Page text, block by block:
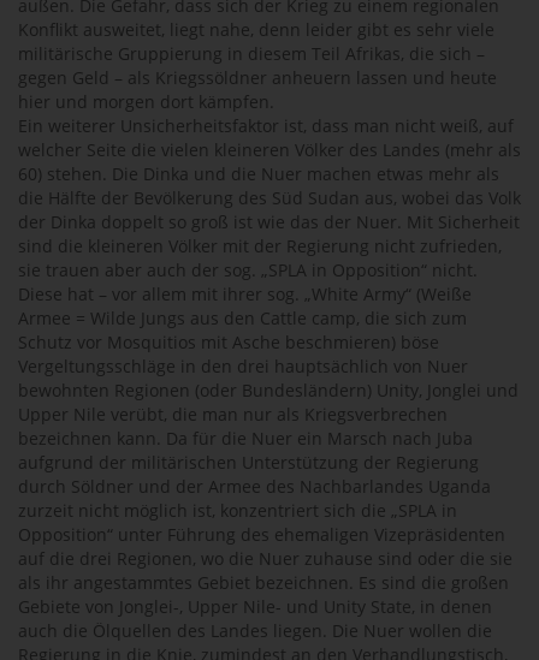
außen. Die Gefahr, dass sich der Krieg zu einem regionalen
Konflikt ausweitet, liegt nahe, denn leider gibt es sehr viele
militärische Gruppierung in diesem Teil Afrikas, die sich –
gegen Geld – als Kriegssöldner anheuern lassen und heute
hier und morgen dort kämpfen.
Ein weiterer Unsicherheitsfaktor ist, dass man nicht weiß, auf
welcher Seite die vielen kleineren Völker des Landes (mehr als
60) stehen. Die Dinka und die Nuer machen etwas mehr als
die Hälfte der Bevölkerung des Süd Sudan aus, wobei das Volk
der Dinka doppelt so groß ist wie das der Nuer. Mit Sicherheit
sind die kleineren Völker mit der Regierung nicht zufrieden,
sie trauen aber auch der sog. „SPLA in Opposition“ nicht.
Diese hat – vor allem mit ihrer sog. „White Army“ (Weiße
Armee = Wilde Jungs aus den Cattle camp, die sich zum
Schutz vor Mosquitios mit Asche beschmieren) böse
Vergeltungsschläge in den drei hauptsächlich von Nuer
bewohnten Regionen (oder Bundesländern) Unity, Jonglei und
Upper Nile verübt, die man nur als Kriegsverbrechen
bezeichnen kann. Da für die Nuer ein Marsch nach Juba
aufgrund der militärischen Unterstützung der Regierung
durch Söldner und der Armee des Nachbarlandes Uganda
zurzeit nicht möglich ist, konzentriert sich die „SPLA in
Opposition“ unter Führung des ehemaligen Vizepräsidenten
auf die drei Regionen, wo die Nuer zuhause sind oder die sie
als ihr angestammtes Gebiet bezeichnen. Es sind die großen
Gebiete von Jonglei-, Upper Nile- und Unity State, in denen
auch die Ölquellen des Landes liegen. Die Nuer wollen die
Regierung in die Knie, zumindest an den Verhandlungstisch,